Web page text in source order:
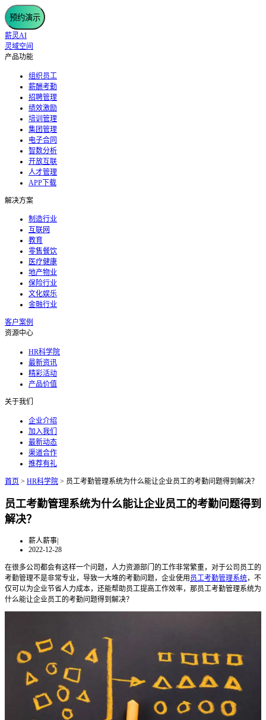
预约演示
薪灵AI
灵域空间
产品功能
组织员工
薪酬考勤
招聘管理
绩效激励
培训管理
集团管理
电子合同
智数分析
开放互联
人才管理
APP下载
解决方案
制造行业
互联网
教育
零售餐饮
医疗健康
地产物业
保险行业
文化娱乐
金融行业
客户案例
资源中心
HR科学院
最新资讯
精彩活动
产品价值
关于我们
企业介绍
加入我们
最新动态
渠道合作
推荐有礼
首页 > HR科学院 > 员工考勤管理系统为什么能让企业员工的考勤问题得到解决？
员工考勤管理系统为什么能让企业员工的考勤问题得到
解决？
薪人薪事|
2022-12-28
在很多公司都会有这样一个问题，人力资源部门的工作非常繁重，对于公司员工的
考勤管理不是非常专业，导致一大堆的考勤问题，企业使用 员工考勤管理系统，不
仅可以为企业节省人力成本，还能帮助员工提高工作效率，那员工考勤管理系统为
什么能让企业员工的考勤问题得到解决？